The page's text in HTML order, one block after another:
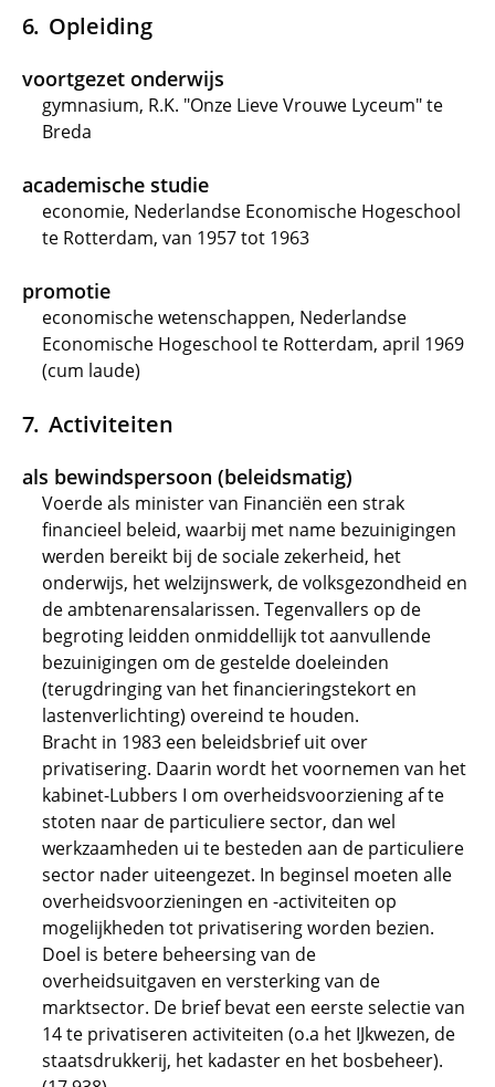
Opleiding
voortgezet onderwijs
gymnasium, R.K. "Onze Lieve Vrouwe Lyceum" te
Breda
academische studie
economie, Nederlandse Economische Hogeschool
te Rotterdam, van 1957 tot 1963
promotie
economische wetenschappen, Nederlandse
Economische Hogeschool te Rotterdam, april 1969
(cum laude)
Activiteiten
als bewindspersoon (beleidsmatig)
Voerde als minister van Financiën een strak
financieel beleid, waarbij met name bezuinigingen
werden bereikt bij de sociale zekerheid, het
onderwijs, het welzijnswerk, de volksgezondheid en
de ambtenarensalarissen. Tegenvallers op de
begroting leidden onmiddellijk tot aanvullende
bezuinigingen om de gestelde doeleinden
(terugdringing van het financieringstekort en
lastenverlichting) overeind te houden.
Bracht in 1983 een beleidsbrief uit over
privatisering. Daarin wordt het voornemen van het
kabinet-Lubbers I om overheidsvoorziening af te
stoten naar de particuliere sector, dan wel
werkzaamheden ui te besteden aan de particuliere
sector nader uiteengezet. In beginsel moeten alle
overheidsvoorzieningen en -activiteiten op
mogelijkheden tot privatisering worden bezien.
Doel is betere beheersing van de
overheidsuitgaven en versterking van de
marktsector. De brief bevat een eerste selectie van
14 te privatiseren activiteiten (o.a het IJkwezen, de
staatsdrukkerij, het kadaster en het bosbeheer).